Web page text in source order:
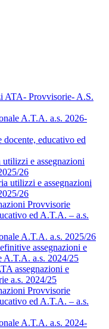
ATA- Provvisorie- A.S.
A.T.A. a.s. 2026-
educativo ed
e assegnazioni
26
utilizzi e assegnazioni
26
Provvisorie
ed A.T.A. – a.s.
A.T.A. a.s. 2025/26
assegnazioni e
A.T.A. a.s. 2024/25
assegnazioni e
a.s. 2024/25
Provvisorie
ed A.T.A. – a.s.
A.T.A. a.s. 2024-